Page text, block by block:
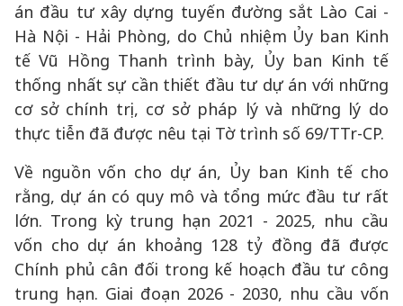
án đầu tư xây dựng tuyến đường sắt Lào Cai -
Hà Nội - Hải Phòng, do Chủ nhiệm Ủy ban Kinh
tế Vũ Hồng Thanh trình bày, Ủy ban Kinh tế
thống nhất sự cần thiết đầu tư dự án với những
cơ sở chính trị, cơ sở pháp lý và những lý do
thực tiễn đã được nêu tại Tờ trình số 69/TTr-CP.
Về nguồn vốn cho dự án, Ủy ban Kinh tế cho
rằng, dự án có quy mô và tổng mức đầu tư rất
lớn. Trong kỳ trung hạn 2021 - 2025, nhu cầu
vốn cho dự án khoảng 128 tỷ đồng đã được
Chính phủ cân đối trong kế hoạch đầu tư công
trung hạn. Giai đoạn 2026 - 2030, nhu cầu vốn